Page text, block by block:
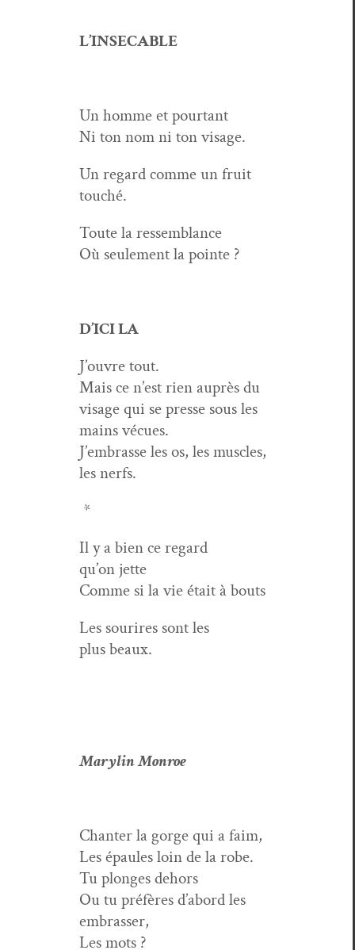
L’INSECABLE
Un homme et pourtant
Ni ton nom ni ton visage.
Un regard comme un fruit
touché.
Toute la ressemblance
Où seule­ment la pointe ?
D’ICI LA
J’ouvre tout.
Mais ce n’est rien auprès du
vis­age qui se presse sous les
mains vécues.
J’embrasse les os, les mus­cles,
les nerfs.
*
Il y a bien ce regard
qu’on jette
Comme si la vie était à bouts
Les sourires sont les
plus beaux.
Marylin Mon­roe
Chanter la gorge qui a faim,
Les épaules loin de la robe.
Tu plonges dehors
Ou tu préfères d’abord les
embrasser,
Les mots ?